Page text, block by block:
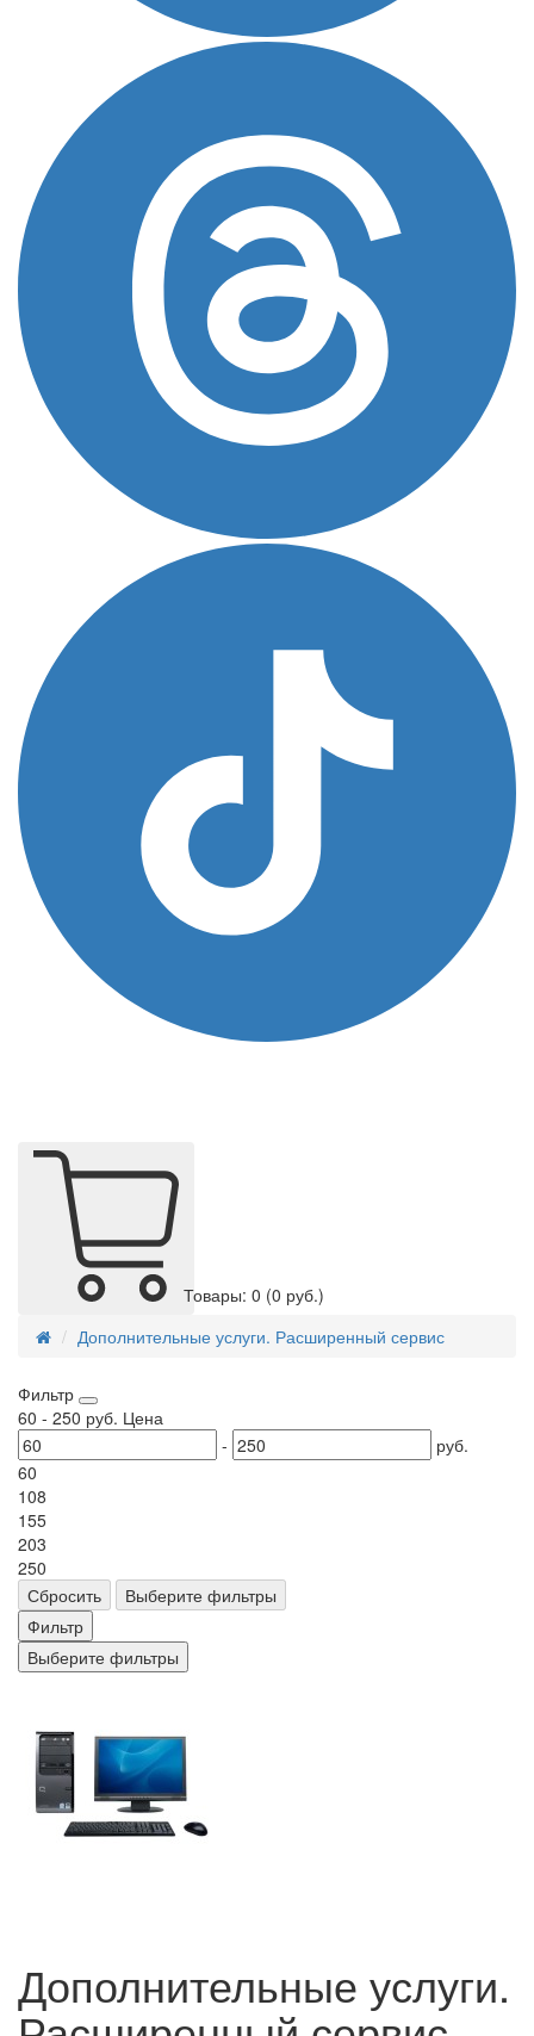
Товары: 0 (0 руб.)
Дополнительные услуги. Расширенный сервис
Фильтр
60 - 250 руб. Цена
-
руб.
60
108
155
203
250
Сбросить
Выберите фильтры
Фильтр
Выберите фильтры
Дополнительные услуги.